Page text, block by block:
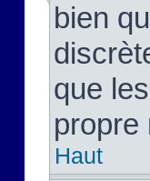
bien
que
propre
Haut